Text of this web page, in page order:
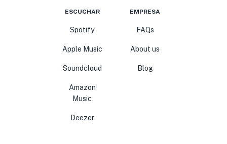
ESCUCHAR
Spotify
Apple Music
Soundcloud
Amazon
Music
Deezer
EMPRESA
FAQs
About us
Blog